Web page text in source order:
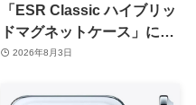
「ESR Classic ハイブリッ
ドマグネットケース」に黄
ばみへの耐久性を向上させ
2026年8月3日